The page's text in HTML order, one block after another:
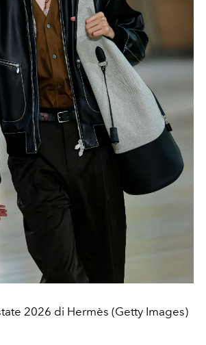
2026 di Hermès (Getty Images)